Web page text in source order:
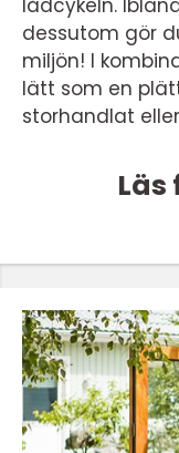
dessutom gör
miljön! I
lätt som en
storhandlat